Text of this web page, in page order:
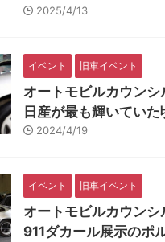
2025/4/13
イベント 旧車イベント
オートモビルカウン
日産が最も輝いていた
2024/4/19
イベント 旧車イベント
オートモビルカウン
911ダカール展示のポ